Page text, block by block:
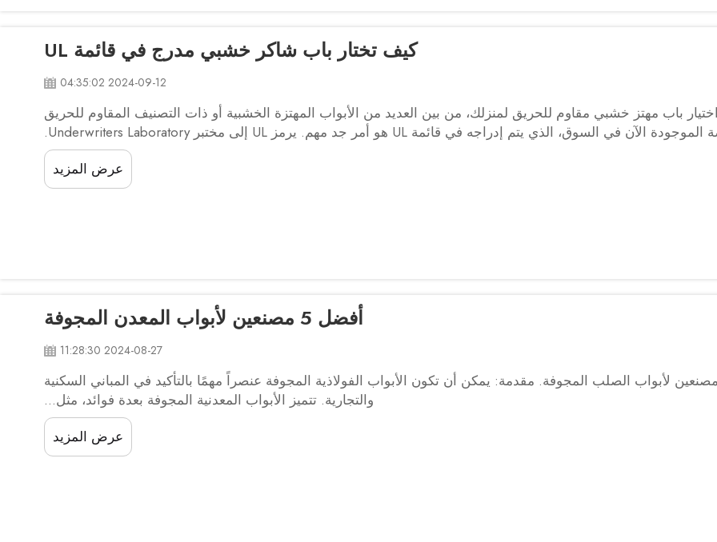
كيف تختار باب شاكر خشبي مدرج في قائمة UL
2024-09-12 04:35:02
باب مهتز خشبي مقاوم للحريق لمنزلك، من بين العديد من الأبواب المهتزة الخشبية أو ذات التصنيف المقاوم للحريق
الرخيصة الموجودة الآن في السوق، الذي يتم إدراجه في قائمة UL هو أمر جد مهم. يرمز UL إلى مختبر Underwriters Laboratory.
إنه فريق طوعي يقوم باختبار منتجات مختلفة...
عرض المزيد
أفضل 5 مصنعين لأبواب المعدن المجوفة
2024-08-27 11:28:30
5 مصنعين لأبواب الصلب المجوفة. مقدمة: يمكن أن تكون الأبواب الفولاذية المجوفة عنصراً مهمًا بالتأكيد في المباني السكنية
والتجارية. تتميز الأبواب المعدنية المجوفة بعدة فوائد، مثل...
عرض المزيد